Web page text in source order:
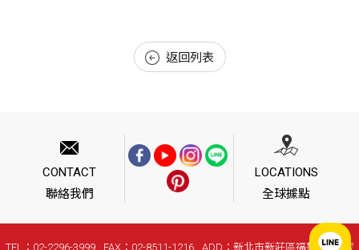
返回列表
CONTACT
聯絡我們
LOCATIONS
全球據點
TEL：02-2296-3999 FAX：02-8511-1216 ADD：新北市新莊區福慧路268號